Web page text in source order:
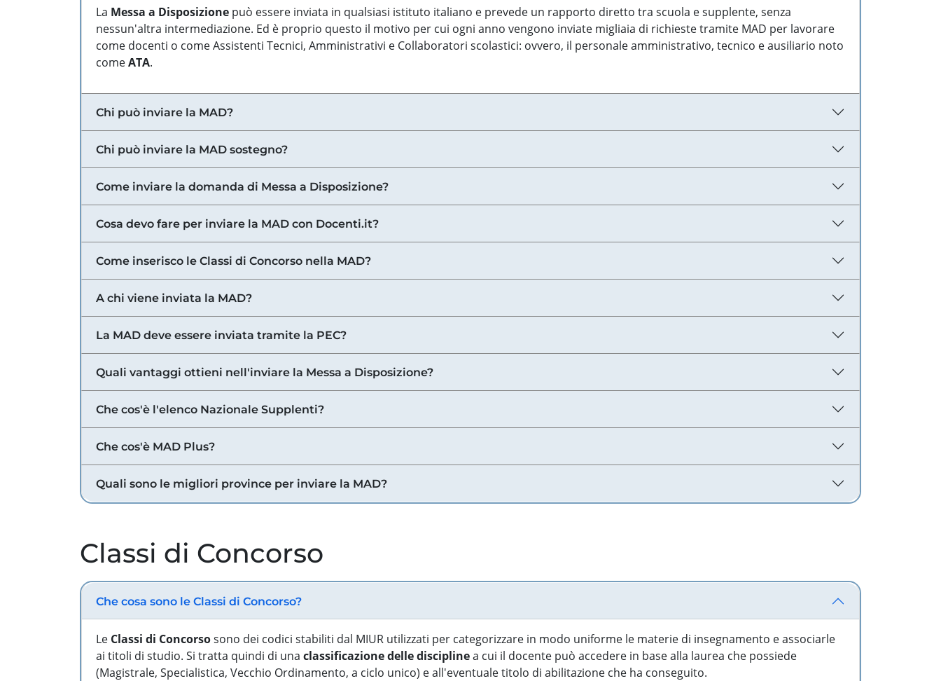
La Messa a Disposizione può essere inviata in qualsiasi istituto italiano e prevede un rapporto diretto tra scuola e supplente, senza
nessun'altra intermediazione. Ed è proprio questo il motivo per cui ogni anno vengono inviate migliaia di richieste tramite MAD per lavorare
come docenti o come Assistenti Tecnici, Amministrativi e Collaboratori scolastici: ovvero, il personale amministrativo, tecnico e ausiliario noto
comeATA.
Chi può inviare la MAD?
Chi può inviare la MAD sostegno?
Come inviare la domanda di Messa a Disposizione?
Cosa devo fare per inviare la MAD con Docenti.it?
Come inserisco le Classi di Concorso nella MAD?
A chi viene inviata la MAD?
La MAD deve essere inviata tramite la PEC?
Quali vantaggi ottieni nell'inviare la Messa a Disposizione?
Che cos'è l'elenco Nazionale Supplenti?
Che cos'è MAD Plus?
Quali sono le migliori province per inviare la MAD?
Classi di Concorso
Che cosa sono le Classi di Concorso?
Le Classi di Concorsosono dei codici stabiliti dal MIUR utilizzati per categorizzare in modo uniforme le materie di insegnamento e associarle
ai titoli di studio. Si tratta quindi di una classificazione delle disciplinea cui il docente può accedere in base alla laurea che possiede
(Magistrale, Specialistica, Vecchio Ordinamento, a ciclo unico) e all'eventuale titolo di abilitazione che ha conseguito.